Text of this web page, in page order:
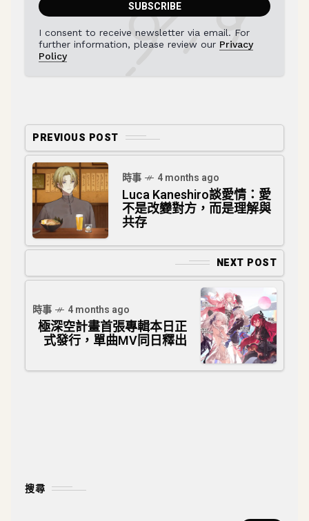
I consent to receive newsletter via email. For
further information, please review our Privacy
Policy
PREVIOUS POST
時事 4 months ago
Luca Kaneshiro談愛情：愛
不是改變對方，而是理解與
共存
NEXT POST
時事 4 months ago
極深空計畫首張專輯本日正
式發行，單曲MV同日釋出
搜尋